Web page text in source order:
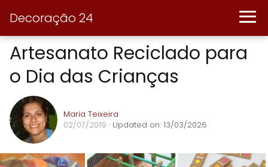
Decoração 24
Artesanato Reciclado para
o Dia das Crianças
Maria Teixeira
02/07/2019 · Updated on: 13/03/2026